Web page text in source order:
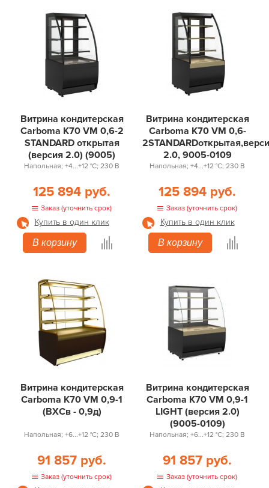
Витрина кондитерская
Carboma K70 VM 0,6-2
STANDARD открытая
(версия 2.0) (9005)
Напольная; +4...+12 °С; 230 В
125 894 руб.
Заказ (уточнить срок)
Купить в один клик
В корзину
Витрина кондитерская
Carboma K70 VM 0,6-
2.0, 9005-0109
Напольная; +4...+12 °С; 230 В
125 894 руб.
Заказ (уточнить срок)
Купить в один клик
В корзину
Витрина кондитерская
Carboma K70 VM 0,9-1
(ВХСв - 0,9д)
Напольная; +6...+12 °С; 230 В
91 857 руб.
Заказ (уточнить срок)
Витрина кондитерская
Carboma K70 VM 0,9-1
LIGHT (версия 2.0)
(9005-0109)
Напольная; +6...+12 °С; 230 В
91 857 руб.
Заказ (уточнить срок)